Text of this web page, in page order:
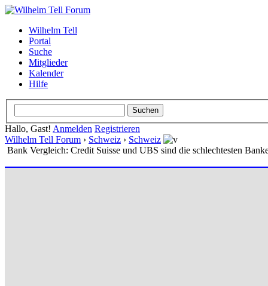
Wilhelm Tell
Portal
Suche
Mitglieder
Kalender
Hilfe
Hallo, Gast! Anmelden Registrieren
Wilhelm Tell Forum › Schweiz › Schweiz
Bank Vergleich: Credit Suisse und UBS sind die schlechtesten